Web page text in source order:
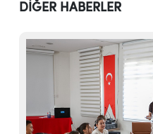
DİĞER HABERLER